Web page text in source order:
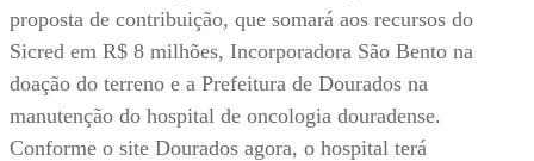
proposta de contribuição, que somará aos recursos do
Sicred em R$ 8 milhões, Incorporadora São Bento na
doação do terreno e a Prefeitura de Dourados na
manutenção do hospital de oncologia douradense.
Conforme o site Dourados agora, o hospital terá